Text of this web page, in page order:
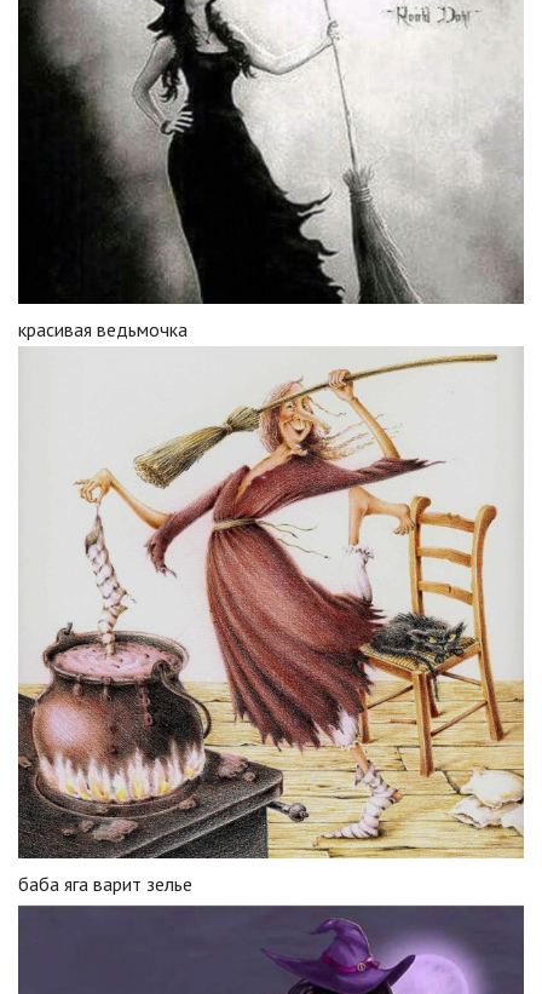
красивая ведьмочка
баба яга варит зелье